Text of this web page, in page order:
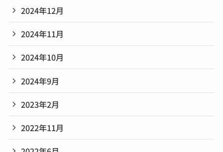
2024年12月
2024年11月
2024年10月
2024年9月
2023年2月
2022年11月